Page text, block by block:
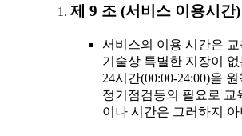
제 9 조 (서비스 이용시간)
서비스의 이용 시간은
기술상 특별한 지장이
24시간(00:00-24:00)을
정기점검등의 필요로 교
이나 시간은 그러하지